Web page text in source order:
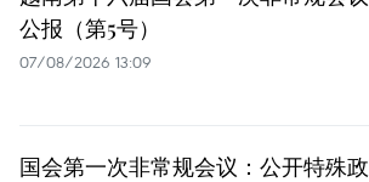
公报（第5号）
07/08/2026 13:09
国会第一次非常规会议：公开特殊政